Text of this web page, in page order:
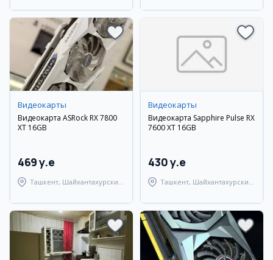
Видеокарты
Видеокарта ASRock RX 7800
XT 16GB
469 y.e
Ташкент, Шайхантахурский
Видеокарты
Видеокарта Sapphire Pulse RX
7600 XT 16GB
430 y.e
Ташкент, Шайхантахурский